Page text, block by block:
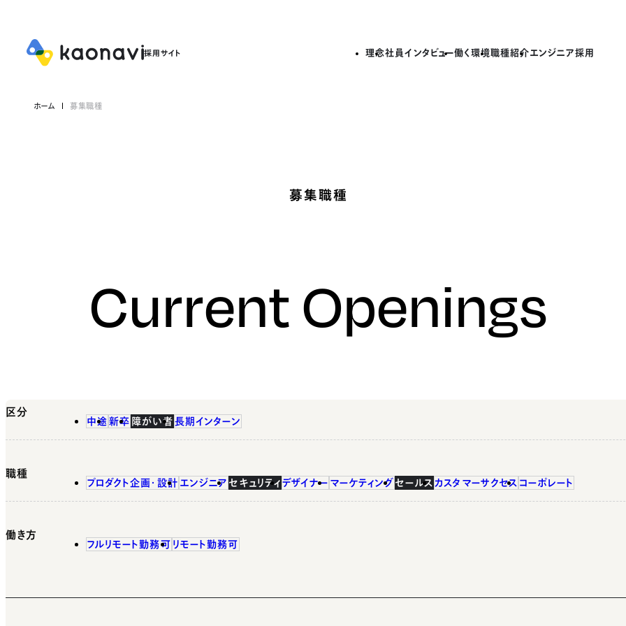
理念社員インタビュー働く環境職種紹介エンジニア採用
ホーム 募集職種
募集職種
Current Openings
区分
中途 新卒 障がい者 長期インターン
職種
プロダクト企画・設計 エンジニア セキュリティ デザイナー マーケティング セールス カスタマーサクセス コーポレート
働き方
フルリモート勤務可 リモート勤務可